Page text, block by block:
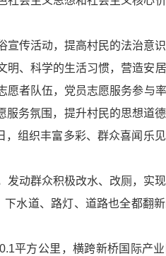
传活动，提高村民的法治意
、科学的生活习惯，营造安
者队伍，党员志愿服务参与
服务氛围，提升村民的思想道
，组织丰富多彩、群众喜闻乐
动群众积极改水、改厕，实
水道、路灯、道路也全都翻
平方公里，横跨新桥国际产